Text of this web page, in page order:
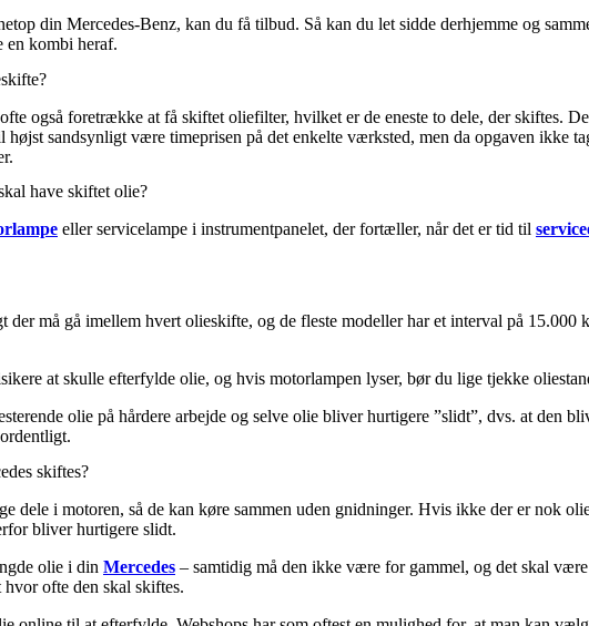
din Mercedes-Benz, kan du få tilbud. Så kan du let sidde derhjemme og
en kombi heraf.
også foretrække at få skiftet oliefilter, hvilket er de eneste to dele, der skiftes.
sandsynligt være timeprisen på det enkelte værksted, men da opgaven ikke
have skiftet olie?
eller servicelampe i instrumentpanelet, der fortæller, når det er tid til
der må gå imellem hvert olieskifte, og de fleste modeller har et interval på
at skulle efterfylde olie, og hvis motorlampen lyser, bør du lige tjekke
olie på hårdere arbejde og selve olie bliver hurtigere ”slidt”, dvs. at den
skiftes?
dele i motoren, så de kan køre sammen uden gnidninger. Hvis ikke der er nok
bliver hurtigere slidt.
olie i din Mercedes – samtidig må den ikke være for gammel, og det skal
hvor ofte den skal skiftes.